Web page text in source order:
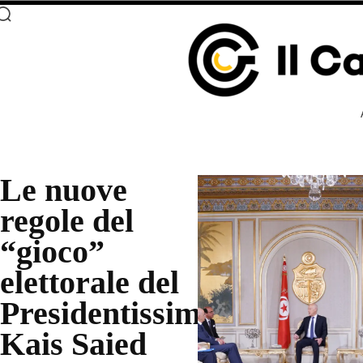
Le nuove
regole del
“gioco”
elettorale del
Presidentissimo
Kais Saied